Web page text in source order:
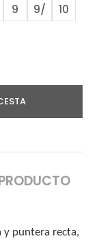
9 9/
10
y puntera recta,